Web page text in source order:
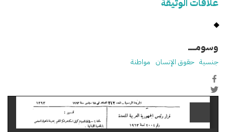
وسومـــــ
جنسية حقوق الإنسان مواطنة